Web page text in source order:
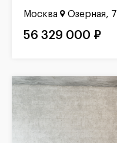
Москва Озерная, 7
56 329 000 ₽